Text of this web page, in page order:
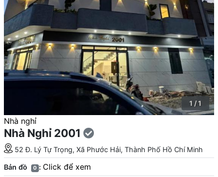
1 / 1
Nhà nghỉ
Nhà Nghỉ 2001
52 Đ. Lý Tự Trọng, Xã Phước Hải, Thành Phố Hồ Chí Minh
Bản đồ 0 : Click để xem